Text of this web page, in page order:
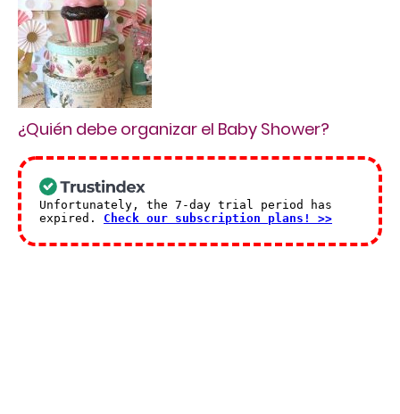
¿Quién debe organizar el Baby Shower?